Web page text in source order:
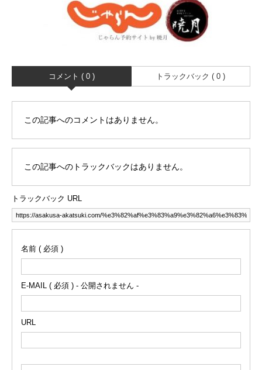
コメント ( 0 ) トラックバック ( 0 )
この記事へのコメントはありません。
この記事へのトラックバックはありません。
トラックバック URL
名前 ( 必須 )
E-MAIL ( 必須 ) - 公開されません -
URL